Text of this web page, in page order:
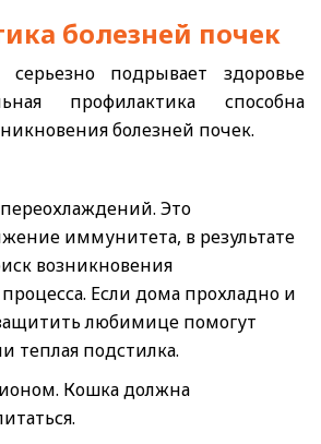
болезней почек
серьезно подрывает здоровье
профилактика способна
болезней почек.
Это
иммунитета, в результате
возникновения
Если дома прохладно и
защитить любимице помогут
теплая подстилка.
Кошка должна